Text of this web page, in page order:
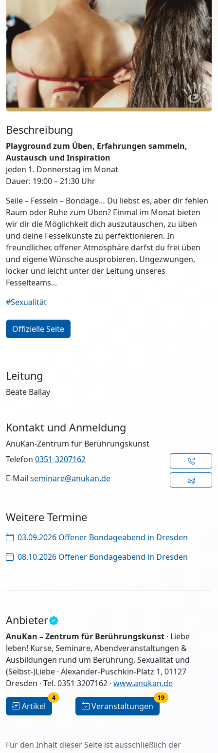
Beschreibung
Playground zum Üben, Erfahrungen sammeln,
Austausch und Inspiration
jeden 1. Donnerstag im Monat
Dauer: 19:00 – 21:30 Uhr
Seile – Fesseln – Bondage… Du liebst es, aber dir fehlen
Raum oder Ruhe zum Üben? Einmal im Monat bieten
wir dir die Möglichkeit dich auszutauschen, zu üben
und deine Fesselkünste zu perfektionieren. In
freundlicher, offener Atmosphäre darfst du frei üben
und eigene Wünsche ausprobieren. Ungezwungen,
locker und leicht unter der Leitung unseres
Fesselteams...
#Sexualität
Offizielle Seite
Leitung
Beate Ballay
Kontakt und Anmeldung
AnuKan-Zentrum für Berührungskunst
Telefon 0351-3207162
E-Mail seminare@anukan.de
Weitere Termine
03.09.2026 Offener Bondageabend in Dresden
08.10.2026 Offener Bondageabend in Dresden
Anbieter
AnuKan – Zentrum für Berührungskunst · Liebe
leben! Kurse, Seminare, Abendveranstaltungen &
Ausbildungen rund um Berührung, Sexualität und
(Selbst-)Liebe · Alexander-Puschkin-Platz 1, 01127
Dresden · Tel. 0351 3207162 · www.anukan.de
Artikel
4
Veranstaltungen
19
Für den Inhalt dieser Seite ist ausschließlich der